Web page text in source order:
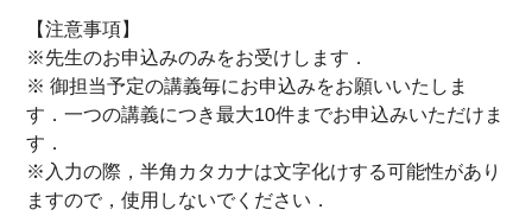
【注意事項】
※先生のお申込みのみをお受けします．
※ 御担当予定の講義毎にお申込みをお願いいたしま
す．一つの講義につき最大10件までお申込みいただけま
す．
※入力の際，半角カタカナは文字化けする可能性があり
ますので，使用しないでください．